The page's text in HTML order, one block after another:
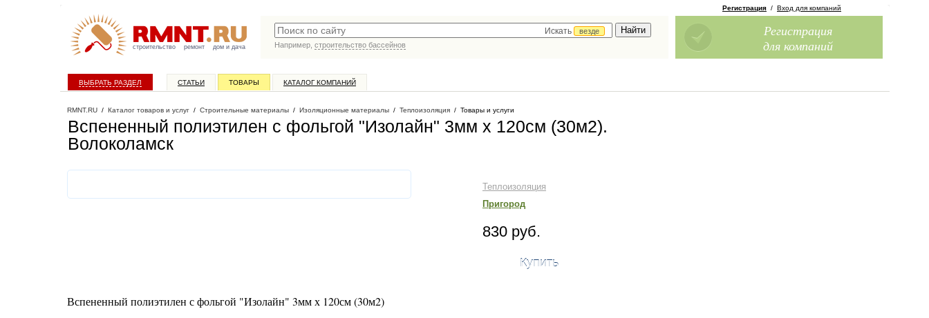
строительство ремонт дом и дача
Искать
везде
Например, строительство бассейнов
Регистрация / Вход для компаний
Регистрация
для компаний
ВЫБРАТЬ РАЗДЕЛ СТАТЬИ ТОВАРЫ КАТАЛОГ КОМПАНИЙ
RMNT.RU / Каталог товаров и услуг / Строительные материалы / Изоляционные материалы / Теплоизоляция / Товары и услуги
Вспененный полиэтилен с фольгой "Изолайн" 3мм х 120см (30м2).
Волоколамск
Теплоизоляция
Пригород
830 руб.
Купить
Вспененный полиэтилен с фольгой "Изолайн" 3мм х 120см (30м2)